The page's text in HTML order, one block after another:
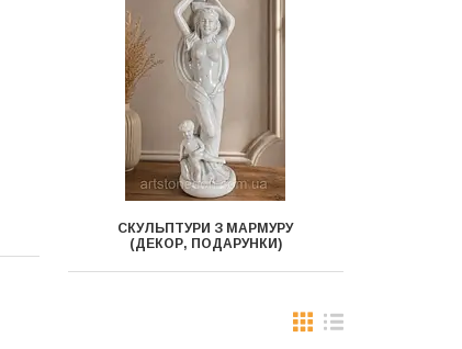
СКУЛЬПТУРИ З МАРМУРУ
(ДЕКОР, ПОДАРУНКИ)